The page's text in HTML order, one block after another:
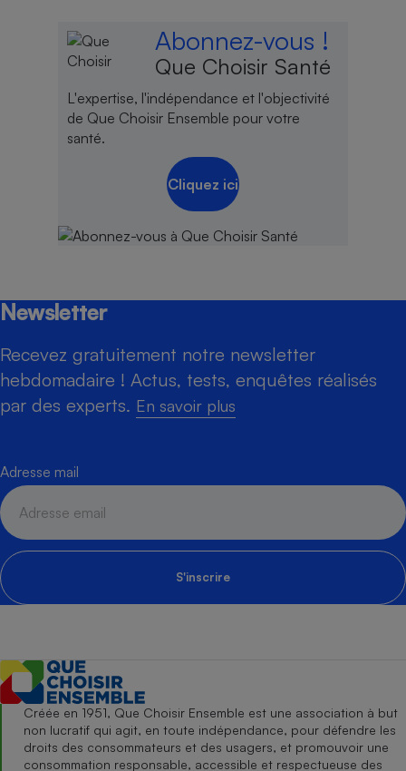
Abonnez-vous !
Que Choisir Santé
L'expertise, l'indépendance et l'objectivité
de Que Choisir Ensemble pour votre
santé.
Cliquez ici
Newsletter
Recevez gratuitement notre newsletter
hebdomadaire ! Actus, tests, enquêtes réalisés
par des experts. En savoir plus
Adresse mail
S'inscrire
Créée en 1951, Que Choisir Ensemble est une association à but
non lucratif qui agit, en toute indépendance, pour défendre les
droits des consommateurs et des usagers, et promouvoir une
consommation responsable, accessible et respectueuse des